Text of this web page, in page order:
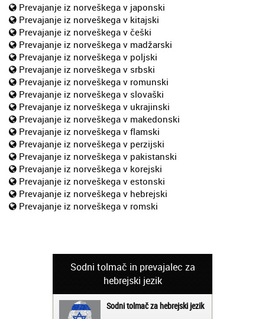
Prevajanje iz norveškega v japonski
Prevajanje iz norveškega v kitajski
Prevajanje iz norveškega v češki
Prevajanje iz norveškega v madžarski
Prevajanje iz norveškega v poljski
Prevajanje iz norveškega v srbski
Prevajanje iz norveškega v romunski
Prevajanje iz norveškega v slovaški
Prevajanje iz norveškega v ukrajinski
Prevajanje iz norveškega v makedonski
Prevajanje iz norveškega v flamski
Prevajanje iz norveškega v perzijski
Prevajanje iz norveškega v pakistanski
Prevajanje iz norveškega v korejski
Prevajanje iz norveškega v estonski
Prevajanje iz norveškega v hebrejski
Prevajanje iz norveškega v romski
Sodni tolmač in prevajalec za
hebrejski jezik
Sodni tolmač za hebrejski jezik